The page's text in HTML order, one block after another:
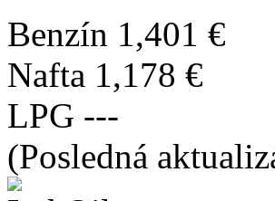
Benzín 1,401 €
Nafta 1,178 €
LPG ---
(Posledná